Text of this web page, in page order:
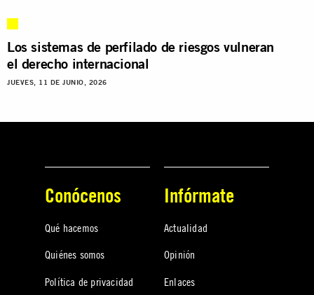
Los sistemas de perfilado de riesgos vulneran
el derecho internacional
JUEVES, 11 DE JUNIO, 2026
Conócenos
Qué hacemos
Quiénes somos
Política de privacidad
Infórmate
Actualidad
Opinión
Enlaces